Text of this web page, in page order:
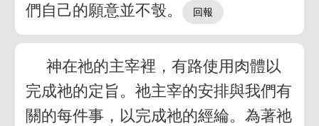
們自己的願意並不彀。
神在祂的主宰裡，有路使用肉體以
完成祂的定旨。祂主宰的安排與我們有
關的每件事，以完成祂的經綸。為著祂